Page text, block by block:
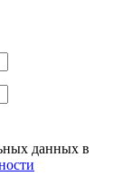
данных в